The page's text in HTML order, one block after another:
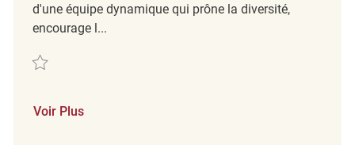
d'une équipe dynamique qui prône la diversité,
encourage l...
Sauvegarder Merchandising REQ117293
Voir Plus